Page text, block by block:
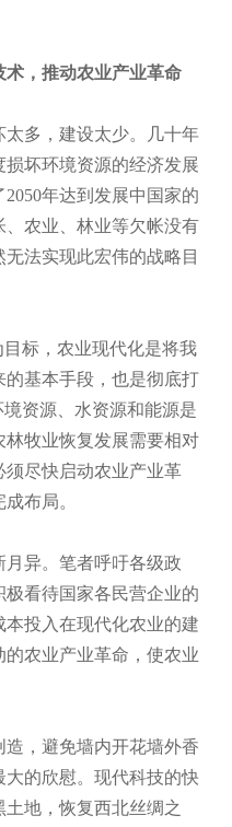
术，推动农业产业革命
多，建设太少。几十年
坏环境资源的经济发展
年达到发展中国家的
农业、林业等欠帐没有
法实现此宏伟的战略目
标，农业现代化是将我
的基本手段，也是彻底打
资源、水资源和能源是
牧业恢复发展需要相对
须尽快启动农业产业革
布局。
异。笔者呼吁各级政
看待国家各民营企业的
投入在现代化农业的建
农业产业革命，使农业
，避免墙内开花墙外香
的欣慰。现代科技的快
地，恢复西北丝绸之